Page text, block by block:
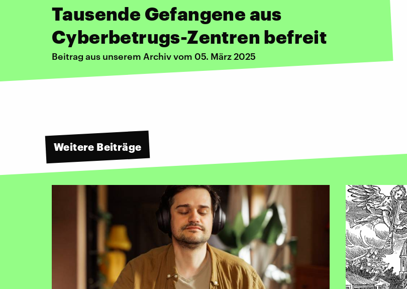
Tausende Gefangene aus
Cyberbetrugs-Zentren befreit
Beitrag aus unserem Archiv vom 05. März 2025
Weitere Beiträge